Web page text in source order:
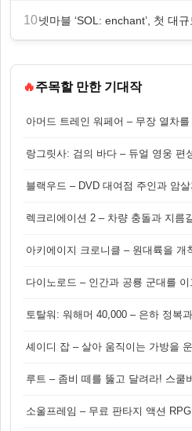
10
🔥주목할 만한 기대작
소울프레임 – 무료 판타지 액션 RPG